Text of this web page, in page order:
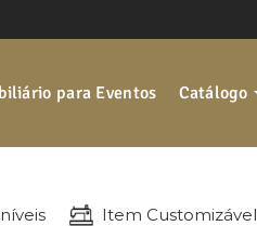
para Eventos Catálogo
Item Customizável